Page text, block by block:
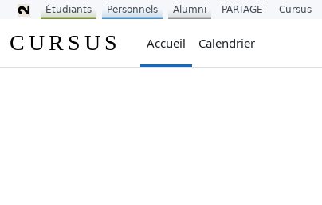
CURSUS Accueil Calendrier
Étudiants Personnels Alumni PARTAGE Cursus